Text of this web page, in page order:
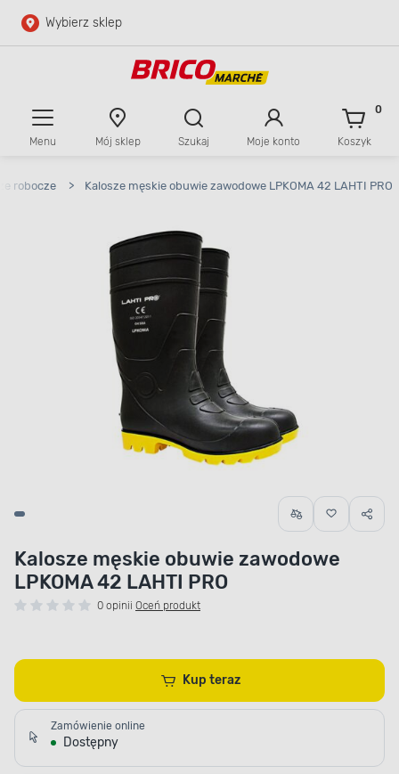
Przejdź do głównej zawartości
Wybierz sklep
Menu Mój sklep Szukaj Moje konto Koszyk
0
robocze > Kalosze męskie obuwie zawodowe LPKOMA 42 LAHTI PRO
Kalosze męskie obuwie zawodowe
LPKOMA 42 LAHTI PRO
0 opinii Oceń produkt
Kup teraz
Zamówienie online
Dostępny